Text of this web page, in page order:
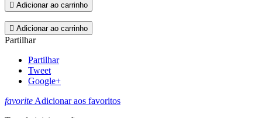
 Adicionar ao carrinho
 Adicionar ao carrinho
Partilhar
Partilhar
Tweet
Google+
favoriteAdicionar aos favoritos